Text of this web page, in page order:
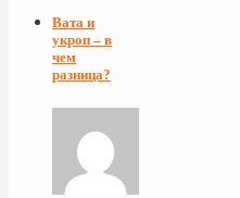
Вата и
укроп – в
чем
разница?